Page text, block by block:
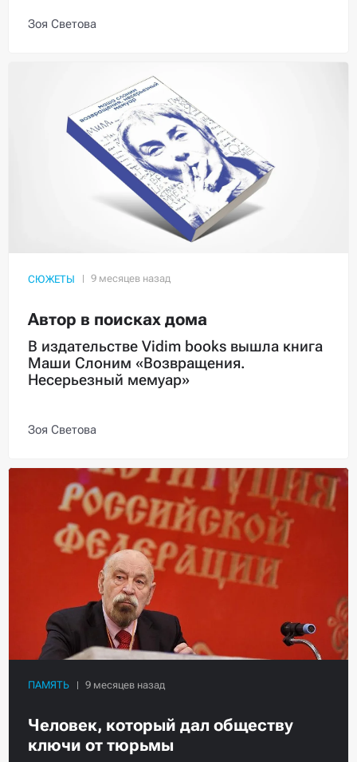
Зоя Светова
СЮЖЕТЫ
Автор в поисках дома
В издательстве Vidim books вышла книга
Маши Слоним «Возвращения.
Несерьезный мемуар»
Зоя Светова
ПАМЯТЬ
Человек, который дал обществу
ключи от тюрьмы